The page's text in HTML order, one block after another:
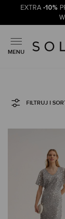
EXTRA -10%
MENU
FILTRUJ I